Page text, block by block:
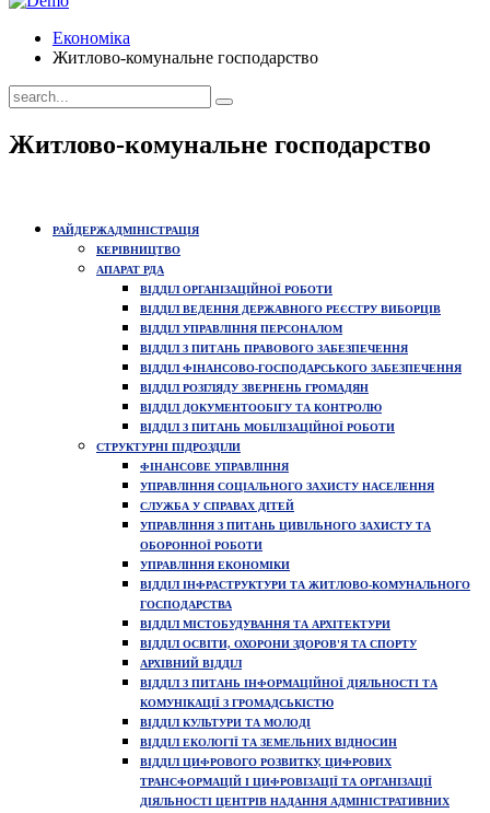
Економіка
Житлово-комунальне господарство
Житлово-комунальне господарство
РАЙДЕРЖАДМІНІСТРАЦІЯ
КЕРІВНИЦТВО
АПАРАТ РДА
ВІДДІЛ ОРГАНІЗАЦІЙНОЇ РОБОТИ
ВІДДІЛ ВЕДЕННЯ ДЕРЖАВНОГО РЕЄСТРУ ВИБОРЦІВ
ВІДДІЛ УПРАВЛІННЯ ПЕРСОНАЛОМ
ВІДДІЛ З ПИТАНЬ ПРАВОВОГО ЗАБЕЗПЕЧЕННЯ
ВІДДІЛ ФІНАНСОВО-ГОСПОДАРСЬКОГО ЗАБЕЗПЕЧЕННЯ
ВІДДІЛ РОЗГЛЯДУ ЗВЕРНЕНЬ ГРОМАДЯН
ВІДДІЛ ДОКУМЕНТООБІГУ ТА КОНТРОЛЮ
ВІДДІЛ З ПИТАНЬ МОБІЛІЗАЦІЙНОЇ РОБОТИ
СТРУКТУРНІ ПІДРОЗДІЛИ
ФІНАНСОВЕ УПРАВЛІННЯ
УПРАВЛІННЯ СОЦІАЛЬНОГО ЗАХИСТУ НАСЕЛЕННЯ
СЛУЖБА У СПРАВАХ ДІТЕЙ
УПРАВЛІННЯ З ПИТАНЬ ЦИВІЛЬНОГО ЗАХИСТУ ТА
ОБОРОННОЇ РОБОТИ
УПРАВЛІННЯ ЕКОНОМІКИ
ВІДДІЛ ІНФРАСТРУКТУРИ ТА ЖИТЛОВО-КОМУНАЛЬНОГО
ГОСПОДАРСТВА
ВІДДІЛ МІСТОБУДУВАННЯ ТА АРХІТЕКТУРИ
ВІДДІЛ ОСВІТИ, ОХОРОНИ ЗДОРОВ'Я ТА СПОРТУ
АРХІВНИЙ ВІДДІЛ
ВІДДІЛ З ПИТАНЬ ІНФОРМАЦІЙНОЇ ДІЯЛЬНОСТІ ТА
КОМУНІКАЦІЇ З ГРОМАДСЬКІСТЮ
ВІДДІЛ КУЛЬТУРИ ТА МОЛОДІ
ВІДДІЛ ЕКОЛОГІЇ ТА ЗЕМЕЛЬНИХ ВІДНОСИН
ВІДДІЛ ЦИФРОВОГО РОЗВИТКУ, ЦИФРОВИХ
ТРАНСФОРМАЦІЙ І ЦИФРОВІЗАЦІЇ ТА ОРГАНІЗАЦІЇ
ДІЯЛЬНОСТІ ЦЕНТРІВ НАДАННЯ АДМІНІСТРАТИВНИХ